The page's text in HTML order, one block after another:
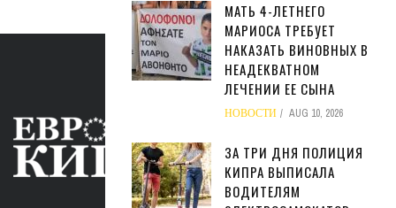
МАТЬ 4-ЛЕТНЕГО
МАРИОСА ТРЕБУЕТ
НАКАЗАТЬ ВИНОВНЫХ В
НЕАДЕКВАТНОМ
ЛЕЧЕНИИ ЕЕ СЫНА
НОВОСТИ AUG 10, 2026
ЗА ТРИ ДНЯ ПОЛИЦИЯ
КИПРА ВЫПИСАЛА
ВОДИТЕЛЯМ